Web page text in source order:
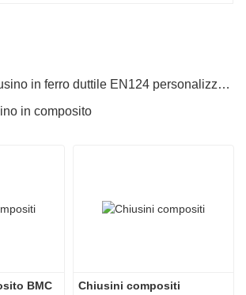
precedente : Chiusino in ferro duttile EN124 personalizzato
in composito
BMC
Chiusini compositi